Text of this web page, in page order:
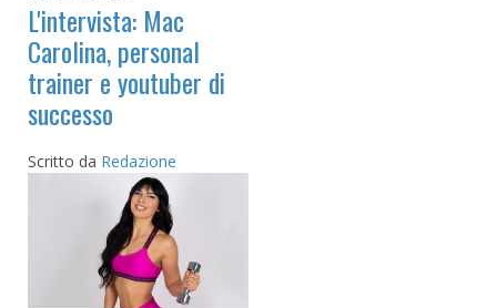
L'intervista: Mac
Carolina, personal
trainer e youtuber di
successo
Scritto da Redazione